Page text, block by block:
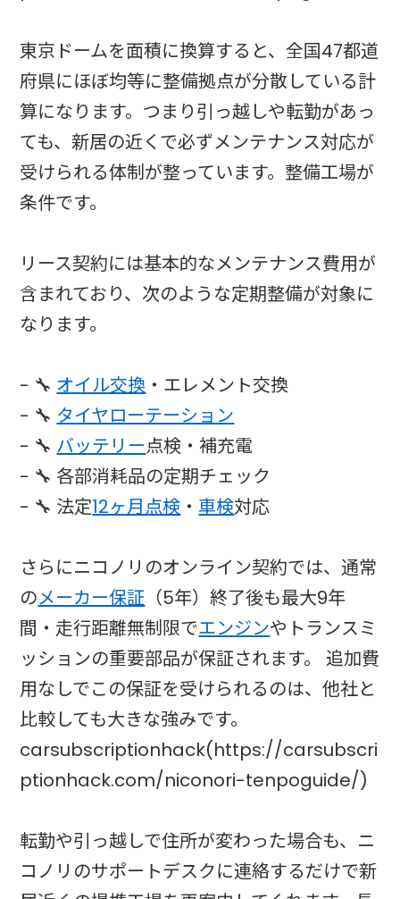
東京ドームを面積に換算すると、全国47都道
府県にほぼ均等に整備拠点が分散している計
算になります。つまり引っ越しや転勤があっ
ても、新居の近くで必ずメンテナンス対応が
受けられる体制が整っています。整備工場が
条件です。
リース契約には基本的なメンテナンス費用が
含まれており、次のような定期整備が対象に
なります。
- 🔧 オイル交換 ・エレメント交換
- 🔧 タイヤローテーション
- 🔧 バッテリー点検・補充電
- 🔧 各部消耗品の定期チェック
- 🔧 法定12ヶ月点検 ・車検対応
さらにニコノリのオンライン契約では、通常
のメーカー保証 （5年）終了後も最大9年
間・走行距離無制限でエンジンやトランスミ
ッションの重要部品が保証されます。 追加費
用なしでこの保証を受けられるのは、他社と
比較しても大きな強みです。
carsubscriptionhack(https://carsubscri
ptionhack.com/niconori-tenpoguide/)
転勤や引っ越しで住所が変わった場合も、ニ
コノリのサポートデスクに連絡するだけで新